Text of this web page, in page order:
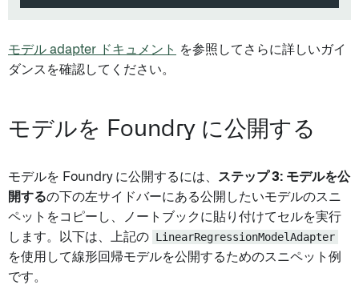
モデル adapter ドキュメント
を参照してさらに詳しいガイ
ダンスを確認してください。
モデルを Foundry に公開する
モデルを Foundry に公開するには、 ステップ 3: モデルを公
開するの下の左サイドバーにある公開したいモデルのスニ
ペットをコピーし、ノートブックに貼り付けてセルを実行
します。以下は、上記の LinearRegressionModelAdapter
を使用して線形回帰モデルを公開するためのスニペット例
です。